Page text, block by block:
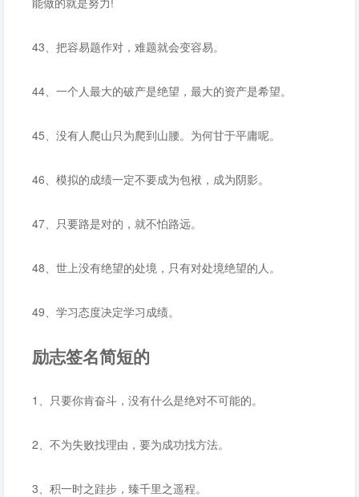
43、把容易题作对，难题就会变容易。
44、一个人最大的破产是绝望，最大的资产是希望。
45、没有人爬山只为爬到山腰。为何甘于平庸呢。
46、模拟的成绩一定不要成为包袱，成为阴影。
47、只要路是对的，就不怕路远。
48、世上没有绝望的处境，只有对处境绝望的人。
49、学习态度决定学习成绩。
励志签名简短的
1、只要你肯奋斗，没有什么是绝对不可能的。
2、不为失败找理由，要为成功找方法。
3、积一时之跬步，臻千里之遥程。